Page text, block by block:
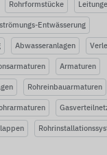
Rohrformstücke
Entwässerung
Abwasseranlagen
Armaturen
Rohreinbauarmaturen